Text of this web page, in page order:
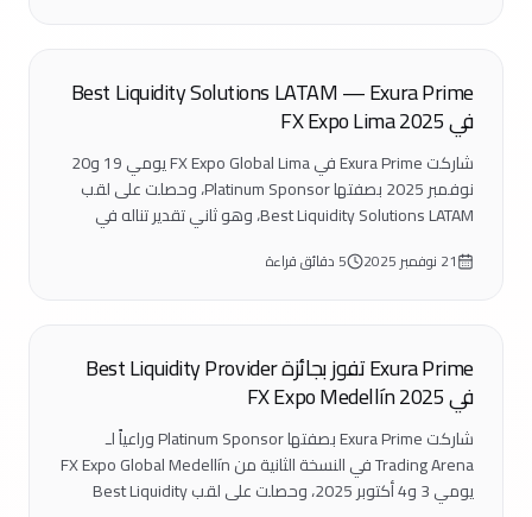
Best Liquidity Solutions LATAM — Exura Prime
في FX Expo Lima 2025
شاركت Exura Prime في FX Expo Global Lima يومي 19 و20
نوفمبر 2025 بصفتها Platinum Sponsor، وحصلت على لقب
Best Liquidity Solutions LATAM، وهو ثاني تقدير تناله في
21 نوفمبر 2025 5 دقائق قراءة
Exura Prime تفوز بجائزة Best Liquidity Provider
في FX Expo Medellín 2025
شاركت Exura Prime بصفتها Platinum Sponsor وراعياً لـ
Trading Arena في النسخة الثانية من FX Expo Global Medellín
يومي 3 و4 أكتوبر 2025، وحصلت على لقب Best Liquidity